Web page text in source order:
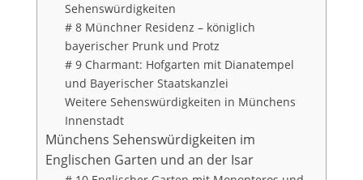
Sehenswürdigkeiten
# 8 Münchner Residenz – königlich
bayerischer Prunk und Protz
# 9 Charmant: Hofgarten mit Dianatempel
und Bayerischer Staatskanzlei
Weitere Sehenswürdigkeiten in Münchens
Innenstadt
Münchens Sehenswürdigkeiten im
Englischen Garten und an der Isar